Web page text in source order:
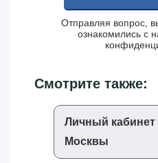
Отправляя вопрос,
ознакомились с
Смотрите также:
Личный
Москвы